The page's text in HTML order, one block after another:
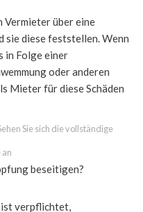
Vermieter über eine
sie diese feststellen. Wenn
in Folge einer
oder anderen
Mieter für diese Schäden
Sie sich die vollständige
beseitigen?
ist verpflichtet,